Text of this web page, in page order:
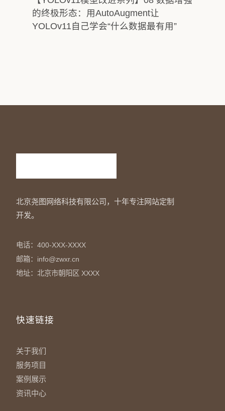
的终极形态：用AutoAugment让
YOLOv11自己学会“什么数据最有用”
北京尧图网络科技有限公司，十年专注网站定制
开发。
电话：400-XXX-XXXX
邮箱：info@zwxr.cn
地址：北京市朝阳区 XXXX
快速链接
关于我们
服务项目
案例展示
资讯中心